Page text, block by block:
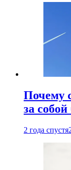
Почему
за
2 года спустя